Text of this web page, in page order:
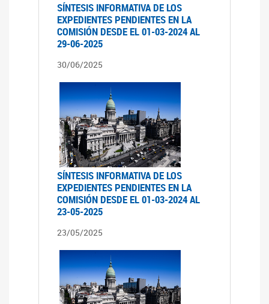
SÍNTESIS INFORMATIVA DE LOS
EXPEDIENTES PENDIENTES EN LA
COMISIÓN DESDE EL 01-03-2024 AL
29-06-2025
30/06/2025
SÍNTESIS INFORMATIVA DE LOS
EXPEDIENTES PENDIENTES EN LA
COMISIÓN DESDE EL 01-03-2024 AL
23-05-2025
23/05/2025